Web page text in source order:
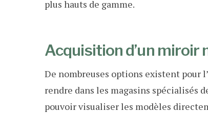
plus hauts de gamme.
Acquisition d’un miroir
De nombreuses options existent pour
rendre dans les magasins spécialisés
pouvoir visualiser les modèles